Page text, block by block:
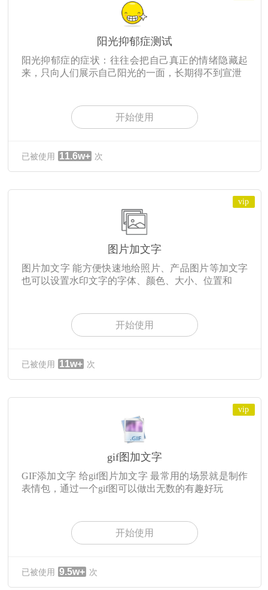
阳光抑郁症测试
阳光抑郁症的症状：往往会把自己真正的情绪隐藏起
来，只向人们展示自己阳光的一面，长期得不到宣泄
开始使用
已被使用 11.6w+ 次
vip
图片加文字
图片加文字 能方便快速地给照片、产品图片等加文字
也可以设置水印文字的字体、颜色、大小、位置和
开始使用
已被使用 11w+ 次
vip
gif图加文字
GIF添加文字 给gif图片加文字 最常用的场景就是制作
表情包，通过一个gif图可以做出无数的有趣好玩
开始使用
已被使用 9.5w+ 次